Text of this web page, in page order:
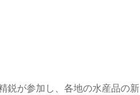
鋭が参加し、各地の水産品の新